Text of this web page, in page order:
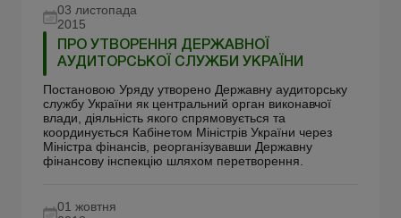
03 листопада
2015
ПРО УТВОРЕННЯ ДЕРЖАВНОЇ
АУДИТОРСЬКОЇ СЛУЖБИ УКРАЇНИ
Постановою Уряду утворено Державну аудиторську
службу України як центральний орган виконавчої
влади, діяльність якого спрямовується та
координується Кабінетом Міністрів України через
Міністра фінансів, реорганізувавши Державну
фінансову інспекцію шляхом перетворення.
01 жовтня